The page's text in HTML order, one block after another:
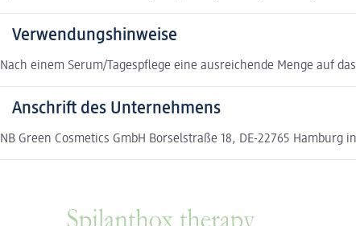
Verwendungshinweise
Nach einem Serum/Tagespflege eine ausreichende Menge auf
Anschrift des Unternehmens
NB Green Cosmetics GmbH Borselstraße 18, DE-22765 Hamburg